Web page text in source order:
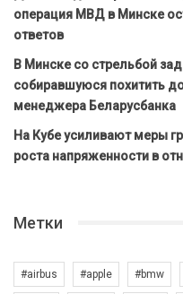
операция МВД в Минске
ответов
В Минске со стрельбой
собиравшуюся похитить
менеджера Беларусбанка
На Кубе усиливают меры
роста напряженности в
Метки
#airbus #apple #bmw